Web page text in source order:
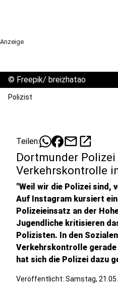
Anzeige
© Freepik/ breizhatao
Polizist
Teilen: mailopen_in_new
Dortmunder Polizei
Verkehrskontrolle
"Weil wir die Polizei sind,
Auf Instagram kursiert
Polizeieinsatz an der
Jugendliche kritisieren
Polizisten. In den
Verkehrskontrolle
hat sich die Polizei dazu
Veröffentlicht: Samstag,